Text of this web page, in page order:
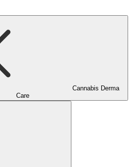
Cannabis Derma
Care